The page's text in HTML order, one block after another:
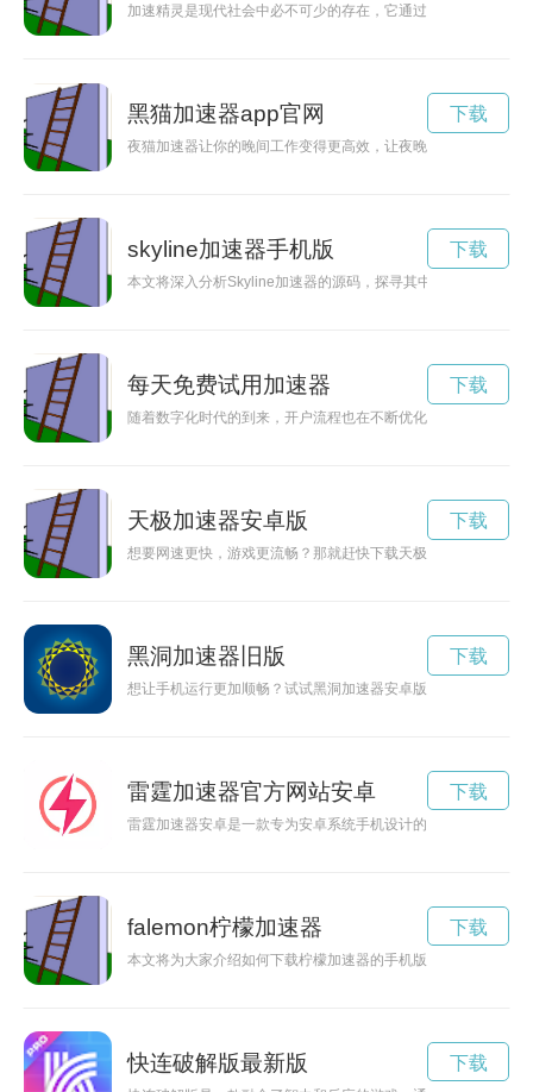
加速精灵是现代社会中必不可少的存在，它通过技术手段来提
黑猫加速器app官网
夜猫加速器让你的晚间工作变得更高效，让夜晚也充满动力。
下载
skyline加速器手机版
本文将深入分析Skyline加速器的源码，探寻其中的技术奥秘，
下载
每天免费试用加速器
随着数字化时代的到来，开户流程也在不断优化，开户加速器
下载
天极加速器安卓版
想要网速更快，游戏更流畅？那就赶快下载天极加速器吧！它
下载
黑洞加速器旧版
想让手机运行更加顺畅？试试黑洞加速器安卓版！提供快速的
下载
雷霆加速器官方网站安卓
雷霆加速器安卓是一款专为安卓系统手机设计的网络加速工具
下载
falemon柠檬加速器
本文将为大家介绍如何下载柠檬加速器的手机版，让您能够更
下载
快连破解版最新版 下载